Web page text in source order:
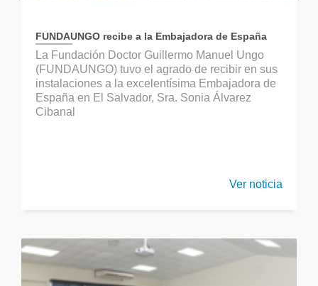
FUNDAUNGO recibe a la Embajadora de España
La Fundación Doctor Guillermo Manuel Ungo
(FUNDAUNGO) tuvo el agrado de recibir en sus
instalaciones a la excelentísima Embajadora de
España en El Salvador, Sra. Sonia Álvarez
Cibanal
Ver noticia